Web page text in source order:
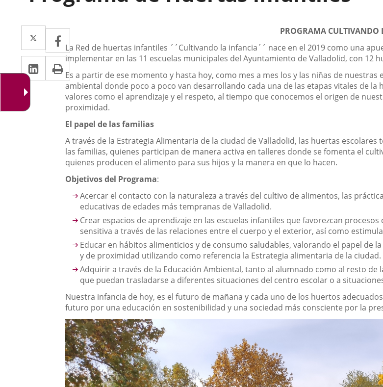
Twitter
Enlace
a
una
aplicación
externa.
a
una
aplicación
externa.
Linkedin
Enlace
a
aplicación
externa.
Print
Descripción
PROGRAMA CULTIVANDO
La Red de huertas infantiles ´´Cultivando la infancia´´ nace en el 2019 como una
implementar en las 11 escuelas municipales del Ayuntamiento de Valladolid, con 12
Es a partir de ese momento y hasta hoy, como mes a mes los y las niñas de
ambiental donde poco a poco van desarrollando cada una de las etapas vitales de
valores como el aprendizaje y el respeto, al tiempo que conocemos el origen de
proximidad.
El papel de las familias
A través de la Estrategia Alimentaria de la ciudad de Valladolid, las huertas
las familias, quienes participan de manera activa en talleres donde se fomenta el
quienes producen el alimento para sus hijos y la manera en que lo hacen.
Objetivos del Programa:
Acercar el contacto con la naturaleza a través del cultivo de alimentos, las
educativas de edades más tempranas de Valladolid.
Crear espacios de aprendizaje en las escuelas infantiles que favorezcan
sensitiva a través de las relaciones entre el cuerpo y el exterior, así como
Educar en hábitos alimenticios y de consumo saludables, valorando el papel de
y de proximidad utilizando como referencia la Estrategia alimentaria de la ciudad.
Adquirir a través de la Educación Ambiental, tanto al alumnado como al resto
que puedan trasladarse a diferentes situaciones del centro escolar o a
Nuestra infancia de hoy, es el futuro de mañana y cada uno de los huertos
futuro por una educación en sostenibilidad y una sociedad más consciente por la